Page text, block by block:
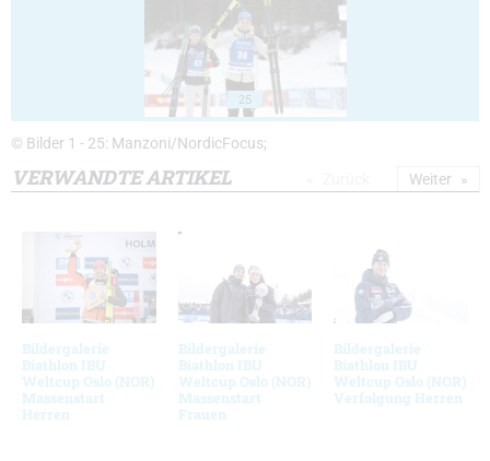
25
© Bilder 1 - 25: Manzoni/NordicFocus;
VERWANDTE ARTIKEL
Bildergalerie
Biathlon IBU
Weltcup Oslo (NOR)
Massenstart
Herren
Bildergalerie
Biathlon IBU
Weltcup Oslo (NOR)
Massenstart
Frauen
Bildergalerie
Biathlon IBU
Weltcup Oslo (NOR)
Verfolgung Herren
Weiter